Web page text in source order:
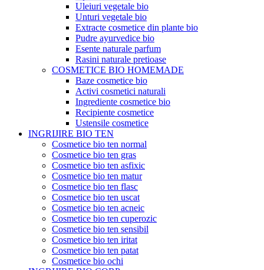
Uleiuri vegetale bio
Unturi vegetale bio
Extracte cosmetice din plante bio
Pudre ayurvedice bio
Esente naturale parfum
Rasini naturale pretioase
COSMETICE BIO HOMEMADE
Baze cosmetice bio
Activi cosmetici naturali
Ingrediente cosmetice bio
Recipiente cosmetice
Ustensile cosmetice
INGRIJIRE BIO TEN
Cosmetice bio ten normal
Cosmetice bio ten gras
Cosmetice bio ten asfixic
Cosmetice bio ten matur
Cosmetice bio ten flasc
Cosmetice bio ten uscat
Cosmetice bio ten acneic
Cosmetice bio ten cuperozic
Cosmetice bio ten sensibil
Cosmetice bio ten iritat
Cosmetice bio ten patat
Cosmetice bio ochi